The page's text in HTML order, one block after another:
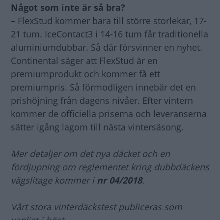
Något som inte är så bra?
– FlexStud kommer bara till större storlekar, 17-
21 tum. IceContact3 i 14-16 tum får traditionella
aluminiumdubbar. Så där försvinner en nyhet.
Continental säger att FlexStud är en
premiumprodukt och kommer få ett
premiumpris. Så förmodligen innebär det en
prishöjning från dagens nivåer. Efter vintern
kommer de officiella priserna och leveranserna
sätter igång lagom till nästa vintersäsong.
Mer detaljer om det nya däcket och en
fördjupning om reglementet kring dubbdäckens
vägslitage kommer i nr 04/2018.
Vårt stora vinterdäckstest publiceras som